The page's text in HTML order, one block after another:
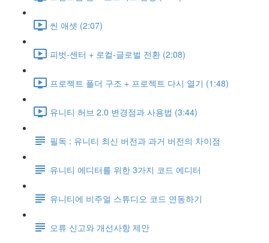
씬 애셋 (2:07)
피벗-센터 + 로컬-글로벌 전환 (2:08)
프로젝트 폴더 구조 + 프로젝트 다시 열기 (1:48)
유니티 허브 2.0 변경점과 사용법 (3:44)
필독 : 유니티 최신 버전과 과거 버전의 차이점
유니티 에디터를 위한 3가지 코드 에디터
유니티에 비주얼 스튜디오 코드 연동하기
오류 신고와 개선사항 제안